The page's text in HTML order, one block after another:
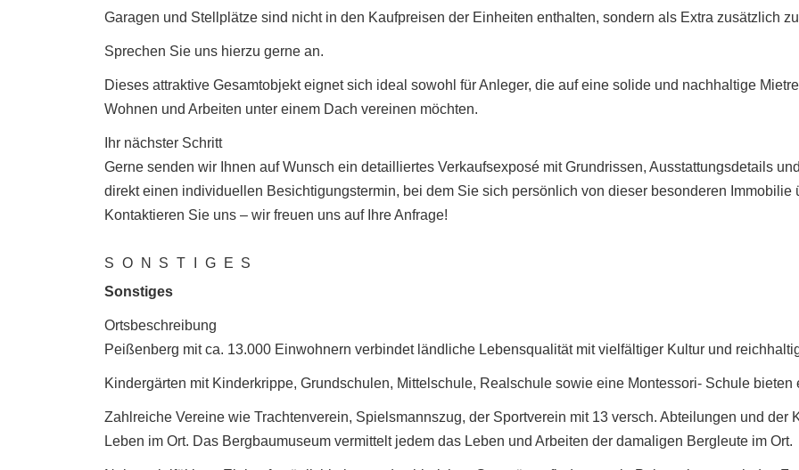
Garagen und Stellplätze sind nicht in den Kaufpreisen der Einheiten enthalten, sondern als Extra zusätzlich
Sprechen Sie uns hierzu gerne an.
Dieses attraktive Gesamtobjekt eignet sich ideal sowohl für Anleger, die auf eine solide und nachhaltige
Wohnen und Arbeiten unter einem Dach vereinen möchten.
Ihr nächster Schritt
Gerne senden wir Ihnen auf Wunsch ein detailliertes Verkaufsexposé mit Grundrissen, Ausstattungsdetails
direkt einen individuellen Besichtigungstermin, bei dem Sie sich persönlich von dieser besonderen Immobilie
Kontaktieren Sie uns – wir freuen uns auf Ihre Anfrage!
SONSTIGES
Sonstiges
Ortsbeschreibung
Peißenberg mit ca. 13.000 Einwohnern verbindet ländliche Lebensqualität mit vielfältiger Kultur und
Kindergärten mit Kinderkrippe, Grundschulen, Mittelschule, Realschule sowie eine Montessori- Schule
Zahlreiche Vereine wie Trachtenverein, Spielsmannszug, der Sportverein mit 13 versch. Abteilungen und der
Leben im Ort. Das Bergbaumuseum vermittelt jedem das Leben und Arbeiten der damaligen Bergleute im Ort.